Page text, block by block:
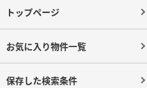
トップページ
お気に入り物件一覧
保存した検索条件